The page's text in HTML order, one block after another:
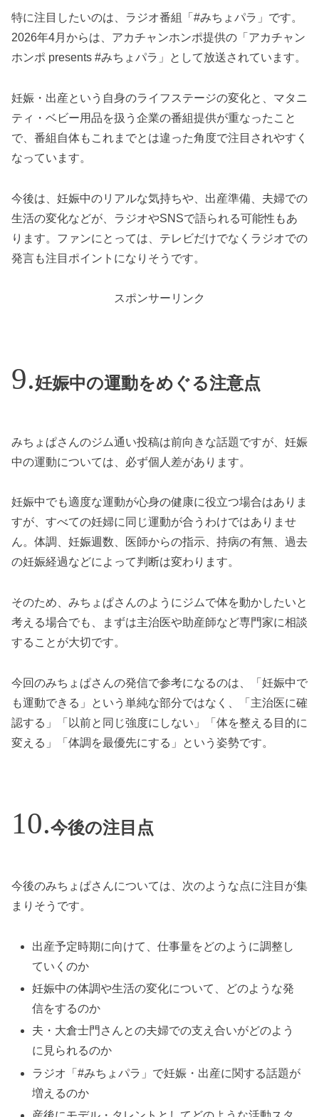
特に注目したいのは、ラジオ番組「#みちょパラ」です。
2026年4月からは、アカチャンホンポ提供の「アカチャン
ホンポ presents #みちょパラ」として放送されています。
妊娠・出産という自身のライフステージの変化と、マタニ
ティ・ベビー用品を扱う企業の番組提供が重なったこと
で、番組自体もこれまでとは違った角度で注目されやすく
なっています。
今後は、妊娠中のリアルな気持ちや、出産準備、夫婦での
生活の変化などが、ラジオやSNSで語られる可能性もあ
ります。ファンにとっては、テレビだけでなくラジオでの
発言も注目ポイントになりそうです。
スポンサーリンク
妊娠中の運動をめぐる注意点
みちょぱさんのジム通い投稿は前向きな話題ですが、妊娠
中の運動については、必ず個人差があります。
妊娠中でも適度な運動が心身の健康に役立つ場合はありま
すが、すべての妊婦に同じ運動が合うわけではありませ
ん。体調、妊娠週数、医師からの指示、持病の有無、過去
の妊娠経過などによって判断は変わります。
そのため、みちょぱさんのようにジムで体を動かしたいと
考える場合でも、まずは主治医や助産師など専門家に相談
することが大切です。
今回のみちょぱさんの発信で参考になるのは、「妊娠中で
も運動できる」という単純な部分ではなく、「主治医に確
認する」「以前と同じ強度にしない」「体を整える目的に
変える」「体調を最優先にする」という姿勢です。
今後の注目点
今後のみちょぱさんについては、次のような点に注目が集
まりそうです。
出産予定時期に向けて、仕事量をどのように調整し
ていくのか
妊娠中の体調や生活の変化について、どのような発
信をするのか
夫・大倉士門さんとの夫婦での支え合いがどのよう
に見られるのか
ラジオ「#みちょパラ」で妊娠・出産に関する話題が
増えるのか